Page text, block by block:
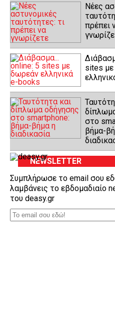
Νέες
πρέπει
sites
στο
βήμα-
NEWSLETTER
Συμπλήρωσε το email σου
λαμβάνεις το εβδομαδιαίο
του deasy.gr